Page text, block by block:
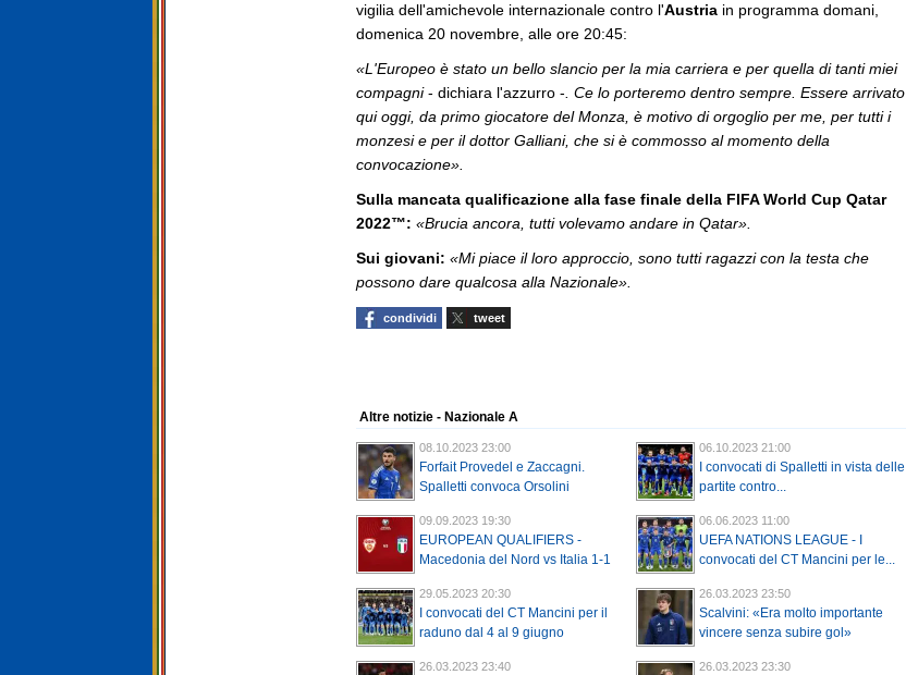
vigilia dell'amichevole internazionale contro l'Austria in programma domani,
domenica 20 novembre, alle ore 20:45:
«L'Europeo è stato un bello slancio per la mia carriera e per quella di tanti miei
compagni- dichiara l'azzurro - . Ce lo porteremo dentro sempre. Essere arrivato
qui oggi, da primo giocatore del Monza, è motivo di orgoglio per me, per tutti i
monzesi e per il dottor Galliani, che si è commosso al momento della
convocazione».
Sulla mancata qualificazione alla fase finale della FIFA World Cup Qatar
2022™: «Brucia ancora, tutti volevamo andare in Qatar».
Sui giovani: «Mi piace il loro approccio, sono tutti ragazzi con la testa che
possono dare qualcosa alla Nazionale».
condividi tweet
Altre notizie - Nazionale A
08.10.2023 23:00
Forfait Provedel e Zaccagni.
Spalletti convoca Orsolini
06.10.2023 21:00
I convocati di Spalletti in vista delle
partite contro...
09.09.2023 19:30
EUROPEAN QUALIFIERS -
Macedonia del Nord vs Italia 1-1
06.06.2023 11:00
UEFA NATIONS LEAGUE - I
convocati del CT Mancini per le...
29.05.2023 20:30
I convocati del CT Mancini per il
raduno dal 4 al 9 giugno
26.03.2023 23:50
Scalvini: «Era molto importante
vincere senza subire gol»
26.03.2023 23:40 26.03.2023 23:30